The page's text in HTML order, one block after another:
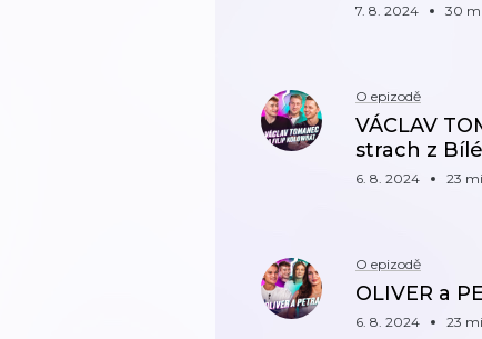
7. 8. 2024 30
O epizodě
VÁCLAV
strach z
6. 8. 2024 23
O epizodě
OLIVER a
6. 8. 2024 23